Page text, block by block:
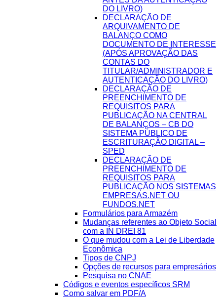
DO LIVRO)
DECLARAÇÃO DE
ARQUIVAMENTO DE
BALANÇO COMO
DOCUMENTO DE INTERESSE
(APÓS APROVAÇÃO DAS
CONTAS DO
TITULAR/ADMINISTRADOR E
AUTENTICAÇÃO DO LIVRO)
DECLARAÇÃO DE
PREENCHIMENTO DE
REQUISITOS PARA
PUBLICAÇÃO NA CENTRAL
DE BALANÇOS – CB DO
SISTEMA PÚBLICO DE
ESCRITURAÇÃO DIGITAL –
SPED
DECLARAÇÃO DE
PREENCHIMENTO DE
REQUISITOS PARA
PUBLICAÇÃO NOS SISTEMAS
EMPRESAS.NET OU
FUNDOS.NET
Formulários para Armazém
Mudanças referentes ao Objeto Social
com a IN DREI 81
O que mudou com a Lei de Liberdade
Econômica
Tipos de CNPJ
Opções de recursos para empresários
Pesquisa no CNAE
Códigos e eventos específicos SRM
Como salvar em PDF/A